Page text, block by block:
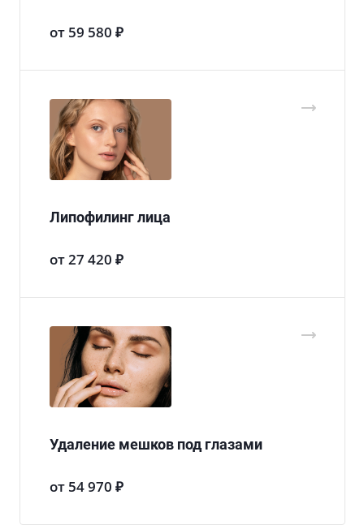
от 59 580 ₽
Липофилинг лица
от 27 420 ₽
Удаление мешков под глазами
от 54 970 ₽